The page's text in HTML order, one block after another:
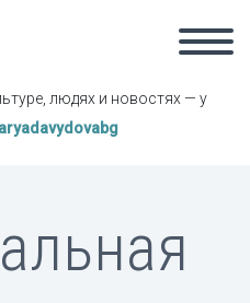
людях и новостях — у